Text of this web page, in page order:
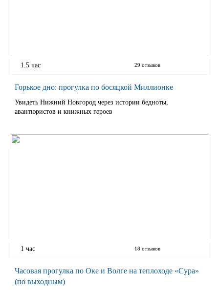
1.5 час 29 отзывов
Горькое дно: прогулка по босяцкой Миллионке
Увидеть Нижний Новгород через истории бедноты,
авантюристов и книжных героев
1 час 18 отзывов
Часовая прогулка по Оке и Волге на теплоходе «Сура»
(по выходным)